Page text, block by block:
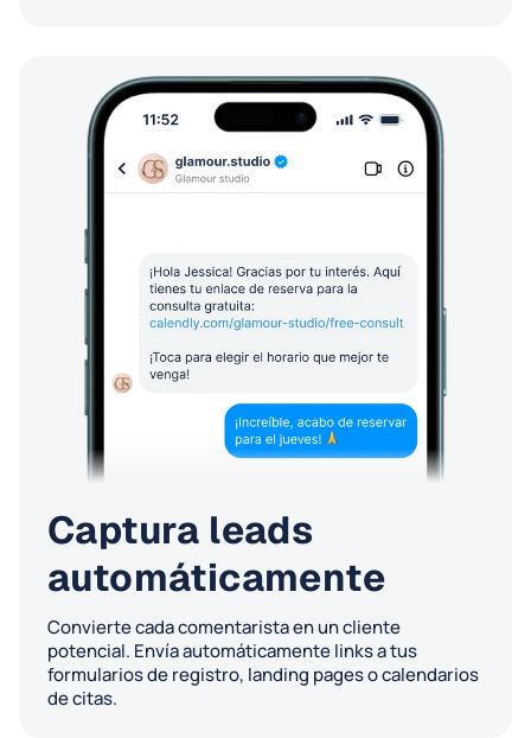
Captura leads
automáticamente
Convierte cada comentarista en un cliente
potencial. Envía automáticamente links a tus
formularios de registro, landing pages o calendarios
de citas.